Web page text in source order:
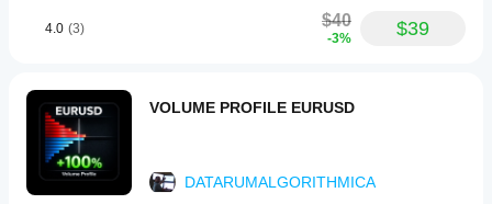
4.0 (3) $40
-3% $39
VOLUME PROFILE EURUSD
DATARUMALGORITHMICA